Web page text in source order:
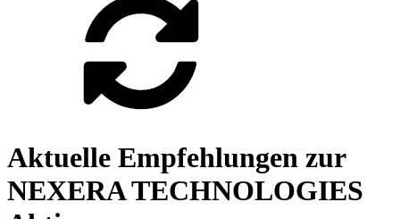
Aktuelle Empfehlungen zur
NEXERA TECHNOLOGIES